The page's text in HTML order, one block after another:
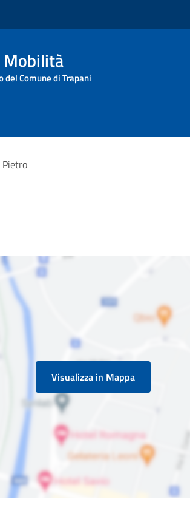
Mobilità
Comune di Trapani
Pietro
Visualizza in Mappa